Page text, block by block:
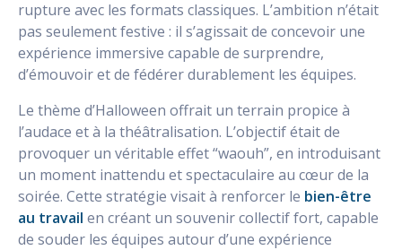
rupture avec les formats classiques. L’ambition n’était
pas seulement festive : il s’agissait de concevoir une
expérience immersive capable de surprendre,
d’émouvoir et de fédérer durablement les équipes.
Le thème d’Halloween offrait un terrain propice à
l’audace et à la théâtralisation. L’objectif était de
provoquer un véritable effet “waouh”, en introduisant
un moment inattendu et spectaculaire au cœur de la
soirée. Cette stratégie visait à renforcer le bien-être
au travail en créant un souvenir collectif fort, capable
de souder les équipes autour d’une expérience